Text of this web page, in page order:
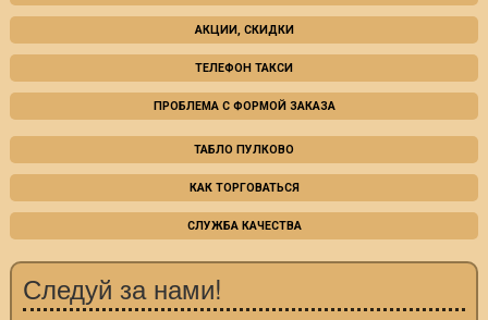
АКЦИИ, СКИДКИ
ТЕЛЕФОН ТАКСИ
ПРОБЛЕМА С ФОРМОЙ ЗАКАЗА
ТАБЛО ПУЛКОВО
КАК ТОРГОВАТЬСЯ
СЛУЖБА КАЧЕСТВА
Следуй за нами!